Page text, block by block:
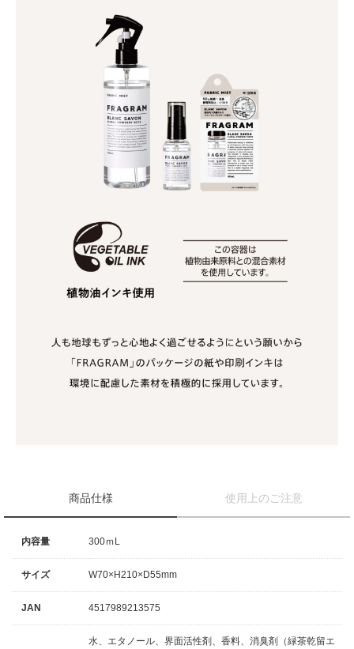
商品仕様 使用上のご注意
内容量 300ｍL
サイズ W70×H210×D55mm
JAN 4517989213575
水、エタノール、界面活性剤、香料、消臭剤（緑茶乾留エ